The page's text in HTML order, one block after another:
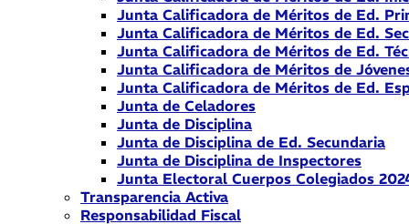
Junta Calificadora de Méritos de Ed.
Junta Calificadora de Méritos de Ed.
Junta Calificadora de Méritos de Ed.
Junta Calificadora de Méritos de
Junta Calificadora de Méritos de Ed.
Junta de Celadores
Junta de Disciplina
Junta de Disciplina de Ed. Secundaria
Junta de Disciplina de Inspectores
Junta Electoral Cuerpos Colegiados
Transparencia Activa
Responsabilidad Fiscal